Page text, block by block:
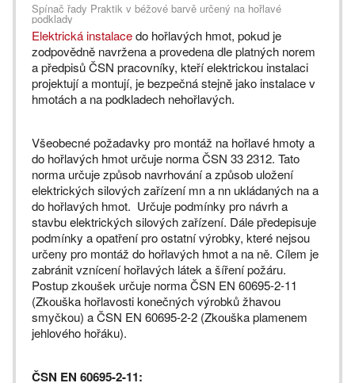
Spínač řady Praktik v béžové barvě určený na hořlavé
podklady
Elektrická instalacedo hořlavých hmot, pokud je
zodpovědně navržena a provedena dle platných norem
a předpisů ČSN pracovníky, kteří elektrickou instalaci
projektují a montují, je bezpečná stejně jako instalace v
hmotách a na podkladech nehořlavých.
Všeobecné požadavky pro montáž na hořlavé hmoty a
do hořlavých hmot určuje norma ČSN 33 2312. Tato
norma určuje způsob navrhování a způsob uložení
elektrických silových zařízení mn a nn ukládaných na a
do hořlavých hmot. Určuje podmínky pro návrh a
stavbu elektrických silových zařízení. Dále předepisuje
podmínky a opatření pro ostatní výrobky, které nejsou
určeny pro montáž do hořlavých hmot a na ně. Cílem je
zabránit vznícení hořlavých látek a šíření požáru.
Postup zkoušek určuje norma ČSN EN 60695-2-11
(Zkouška hořlavosti konečných výrobků žhavou
smyčkou) a ČSN EN 60695-2-2 (Zkouška plamenem
jehlového hořáku).
ČSN EN 60695-2-11: